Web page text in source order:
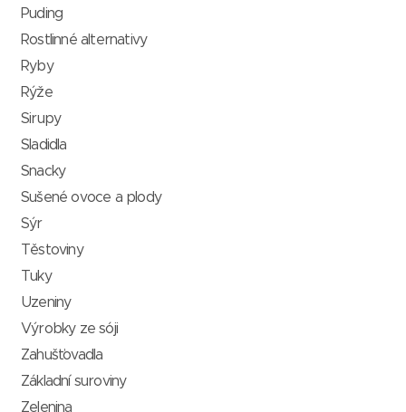
Puding
Rostlinné alternativy
Ryby
Rýže
Sirupy
Sladidla
Snacky
Sušené ovoce a plody
Sýr
Těstoviny
Tuky
Uzeniny
Výrobky ze sóji
Zahušťovadla
Základní suroviny
Zelenina